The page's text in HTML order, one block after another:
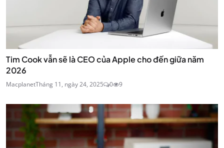
Tim Cook vẫn sẽ là CEO của Apple cho đến giữa năm
2026
MacplanetTháng 11, ngày 24, 2025 0 9